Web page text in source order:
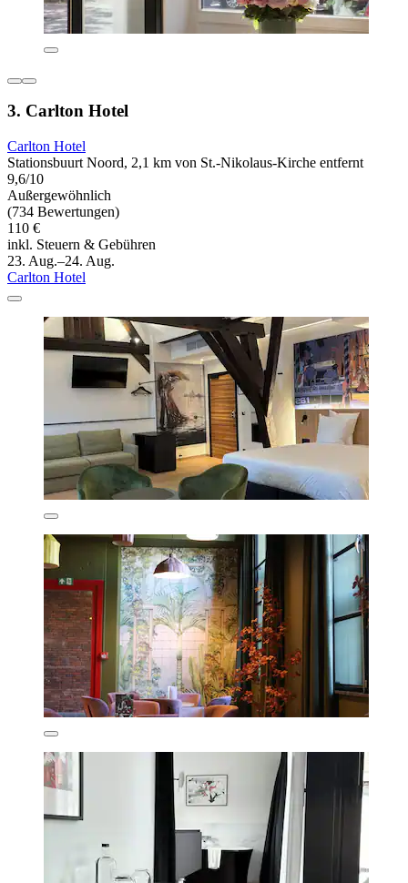
3. Carlton Hotel
Carlton Hotel
Stationsbuurt Noord, 2,1 km von St.-Nikolaus-Kirche entfernt
9,6/10
Außergewöhnlich
(734 Bewertungen)
110 €
inkl. Steuern & Gebühren
23. Aug.–24. Aug.
Carlton Hotel